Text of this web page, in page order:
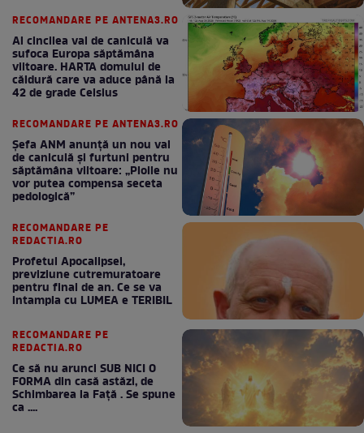
RECOMANDARE PE ANTENA3.RO
Al cincilea val de caniculă va
sufoca Europa săptămâna
viitoare. HARTA domului de
căldură care va aduce până la
42 de grade Celsius
RECOMANDARE PE ANTENA3.RO
Șefa ANM anunță un nou val
de caniculă și furtuni pentru
săptămâna viitoare: „Ploile nu
vor putea compensa seceta
pedologică”
RECOMANDARE PE
REDACTIA.RO
Profetul Apocalipsei,
previziune cutremuratoare
pentru final de an. Ce se va
intampla cu LUMEA e TERIBIL
RECOMANDARE PE
REDACTIA.RO
Ce să nu arunci SUB NICI O
FORMA din casă astăzi, de
Schimbarea la Față . Se spune
ca ....